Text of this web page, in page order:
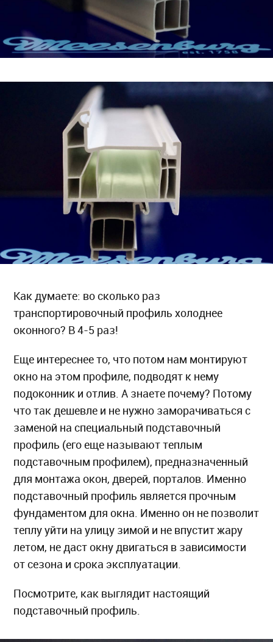
Как думаете: во сколько раз
транспортировочный профиль холоднее
оконного? В 4-5 раз!
Еще интереснее то, что потом нам монтируют
окно на этом профиле, подводят к нему
подоконник и отлив. А знаете почему? Потому
что так дешевле и не нужно заморачиваться с
заменой на специальный подставочный
профиль (его еще называют теплым
подставочным профилем), предназначенный
для монтажа окон, дверей, порталов. Именно
подставочный профиль является прочным
фундаментом для окна. Именно он не позволит
теплу уйти на улицу зимой и не впустит жару
летом, не даст окну двигаться в зависимости
от сезона и срока эксплуатации.
Посмотрите, как выглядит настоящий
подставочный профиль.